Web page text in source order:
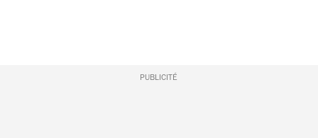
PUBLICITÉ